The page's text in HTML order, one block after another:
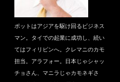
ポットはアジアを駆け回るビジネス
マン。タイでの起業に成功し、続い
てはフィリピンへ。クレマニのカモ
担当。アラフォー。日本じゃシャッ
チョさん、マニラじゃカモネギさ